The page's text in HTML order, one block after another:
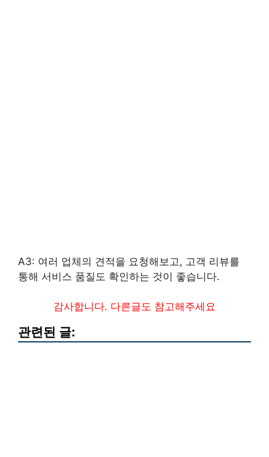
A3: 여러 업체의 견적을 요청해보고, 고객 리뷰를
통해 서비스 품질도 확인하는 것이 좋습니다.
감사합니다. 다른글도 참고해주세요
관련된 글: